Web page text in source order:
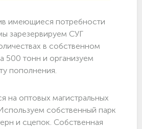
имеющиеся потребности
зарезервируем СУГ
в собственном
500 тонн и организуем
пополнения.
на оптовых магистральных
собственный парк
и сцепок. Собственная